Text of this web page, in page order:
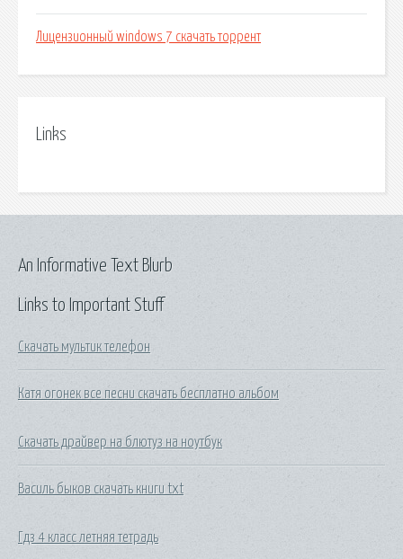
Лицензионный windows 7 скачать торрент
Links
Links to Important Stuff
Скачать мультик телефон
Катя огонек все песни скачать бесплатно альбом
Скачать драйвер на блютуз на ноутбук
Василь быков скачать книги txt
Гдз 4 класс летняя тетрадь
An Informative Text Blurb